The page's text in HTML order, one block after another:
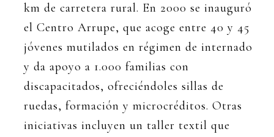
km de carretera rural. En 2000 se inauguró
el Centro Arrupe, que acoge entre 40 y 45
jóvenes mutilados en régimen de internado
y da apoyo a 1.000 familias con
discapacitados, ofreciéndoles sillas de
ruedas, formación y microcréditos. Otras
iniciativas incluyen un taller textil que